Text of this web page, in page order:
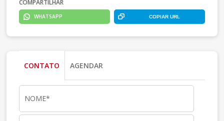
COMPARTILHAR
WHATSAPP COPIAR URL
CONTATO AGENDAR